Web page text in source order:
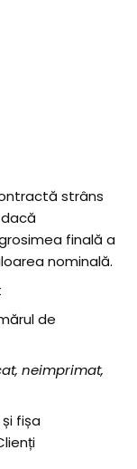
strâns
finală a
nominală.
de
neimprimat,
fișa